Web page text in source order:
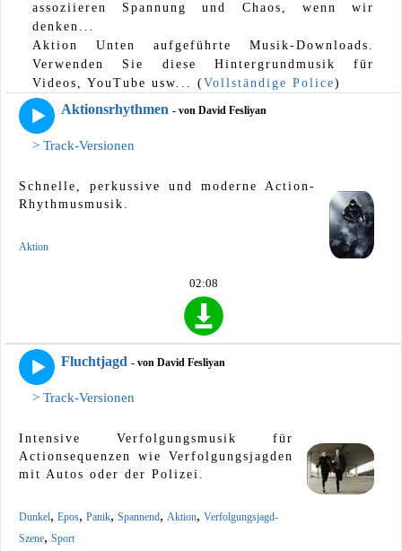
assoziieren Spannung und Chaos, wenn wir
denken...
Aktion Unten aufgeführte Musik-Downloads.
Verwenden Sie diese Hintergrundmusik für
Videos, YouTube usw... (Vollständige Police)
Aktionsrhythmen - von David Fesliyan
> Track-Versionen
Schnelle, perkussive und moderne Action-
Rhythmusmusik.
Aktion
02:08
Fluchtjagd - von David Fesliyan
> Track-Versionen
Intensive Verfolgungsmusik für
Actionsequenzen wie Verfolgungsjagden
mit Autos oder der Polizei.
Dunkel, Epos, Panik, Spannend, Aktion, Verfolgungsjagd-
Szene, Sport